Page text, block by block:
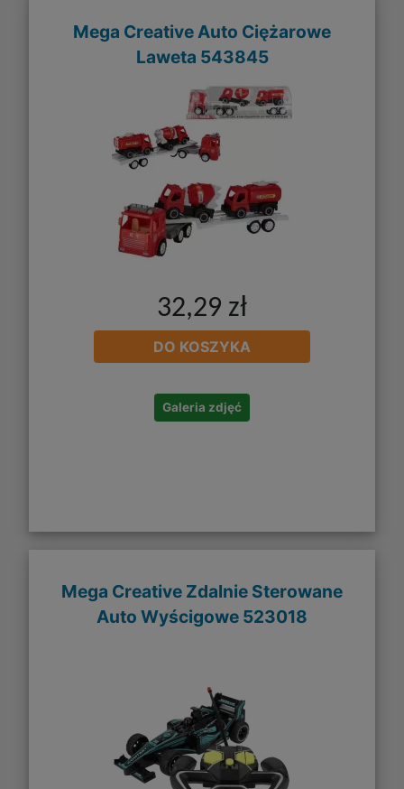
Mega Creative Auto Ciężarowe
Laweta 543845
32,29 zł
DO KOSZYKA
Galeria zdjęć
Mega Creative Zdalnie Sterowane
Auto Wyścigowe 523018